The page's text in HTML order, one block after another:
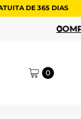
DE 365 DIAS
FAVORITOS
0